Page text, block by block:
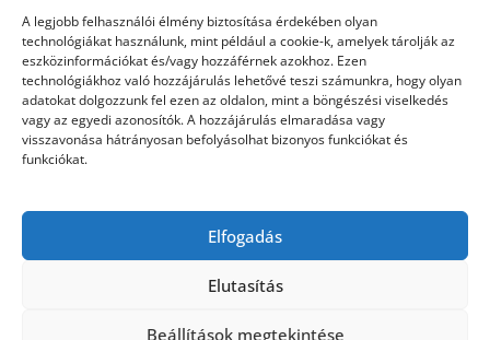
A legjobb felhasználói élmény biztosítása érdekében olyan
technológiákat használunk, mint például a cookie-k, amelyek tárolják az
eszközinformációkat és/vagy hozzáférnek azokhoz. Ezen
technológiákhoz való hozzájárulás lehetővé teszi számunkra, hogy olyan
adatokat dolgozzunk fel ezen az oldalon, mint a böngészési viselkedés
vagy az egyedi azonosítók. A hozzájárulás elmaradása vagy
visszavonása hátrányosan befolyásolhat bizonyos funkciókat és
funkciókat.
Elfogadás
Elutasítás
Beállítások megtekintése
Ingatlan
Művészetek és szórakozás
Múzeumok
Szolgáltatás
Szórakozás
Webáruház